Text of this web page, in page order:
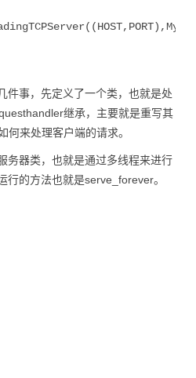
件事，先定义了一个类，也就是处
继承，主要就是重写其
何来处理客户端的请求。
务器类，也就是通过多线程来进行
行的方法也就是serve_forever。